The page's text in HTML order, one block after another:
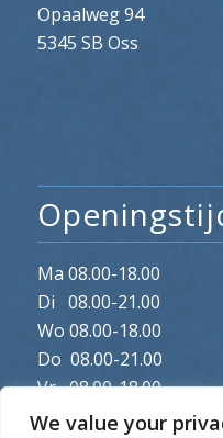
We value your
Opaalweg 94
5345 SB Oss
Ma 08.00-18.00
Di 08.00-21.00
Wo 08.00-18.00
Do 08.00-21.00
Vr 08.00-18.00